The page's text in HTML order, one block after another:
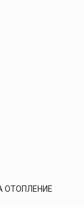
ОТОПЛЕНИЕ